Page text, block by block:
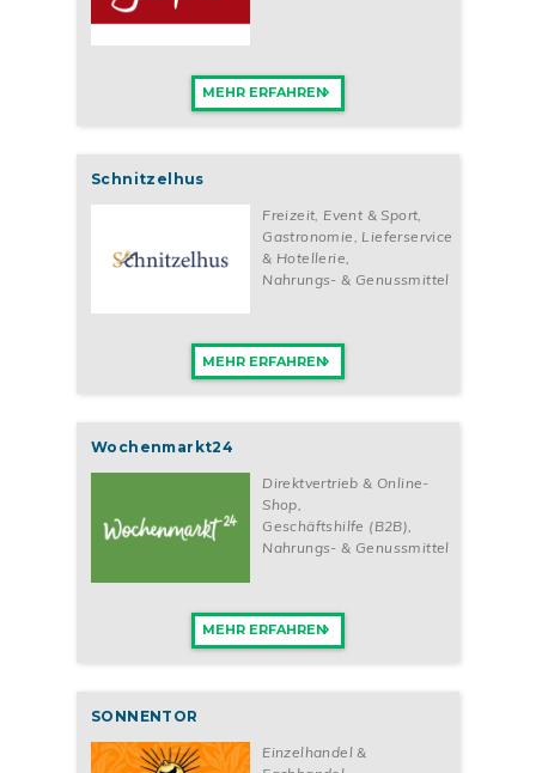
MEHR ERFAHREN
Schnitzelhus
Freizeit, Event & Sport
Gastronomie, Lieferservice
& Hotellerie
Nahrungs- & Genussmittel
MEHR ERFAHREN
Wochenmarkt24
Direktvertrieb & Online-
Shop,
Geschäftshilfe (B2B),
Nahrungs- & Genussmittel
MEHR ERFAHREN
SONNENTOR
Einzelhandel &